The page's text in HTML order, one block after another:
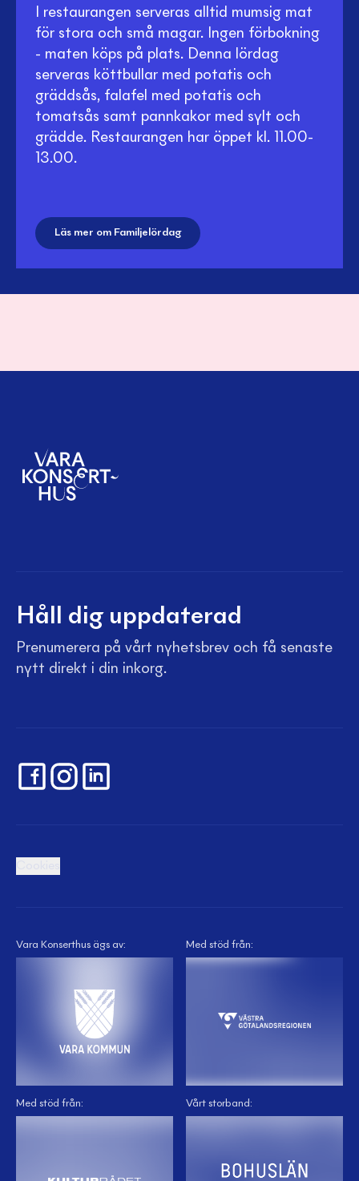
I restaurangen serveras alltid mumsig mat
för stora och små magar. Ingen förbokning
- maten köps på plats. Denna lördag
serveras köttbullar med potatis och
gräddsås, falafel med potatis och
tomatsås samt pannkakor med sylt och
grädde. Restaurangen har öppet kl. 11.00-
13.00.
Läs mer om Familjelördag
Håll dig uppdaterad
Prenumerera på vårt nyhetsbrev och få senaste
nytt direkt i din inkorg.
Vara Konserthus ägs av: Med stöd från:
Med stöd från: Vårt storband: